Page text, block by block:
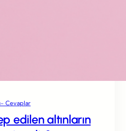
Cevaplar
edilen altınların